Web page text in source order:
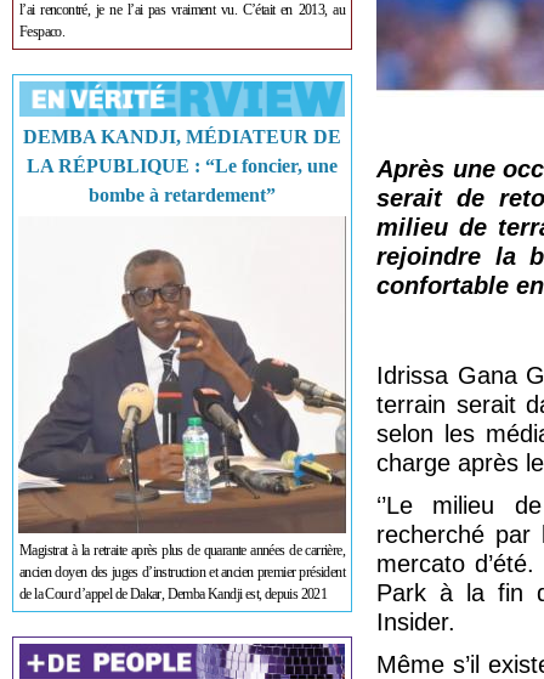
l’ai rencontré, je ne l’ai pas vraiment vu. C’était en 2013, au
Fespaco.
DEMBA KANDJI, MÉDIATEUR DE
LA RÉPUBLIQUE : “Le foncier, une
bombe à retardement”
Magistrat à la retraite après plus de quarante années de carrière,
ancien doyen des juges d’instruction et ancien premier président
de la Cour d’appel de Dakar, Demba Kandji est, depuis 2021
Après une
serait de
milieu de
rejoindre la
confortable
Idrissa Gana
terrain serait
selon les
charge après
‘’Le milieu
recherché par
mercato
Park à la fin
Insider.
Même s’il